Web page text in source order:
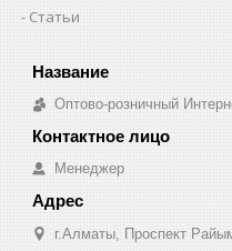
Статьи
Оптово-розничный
Менеджер
г.Алматы, Проспект